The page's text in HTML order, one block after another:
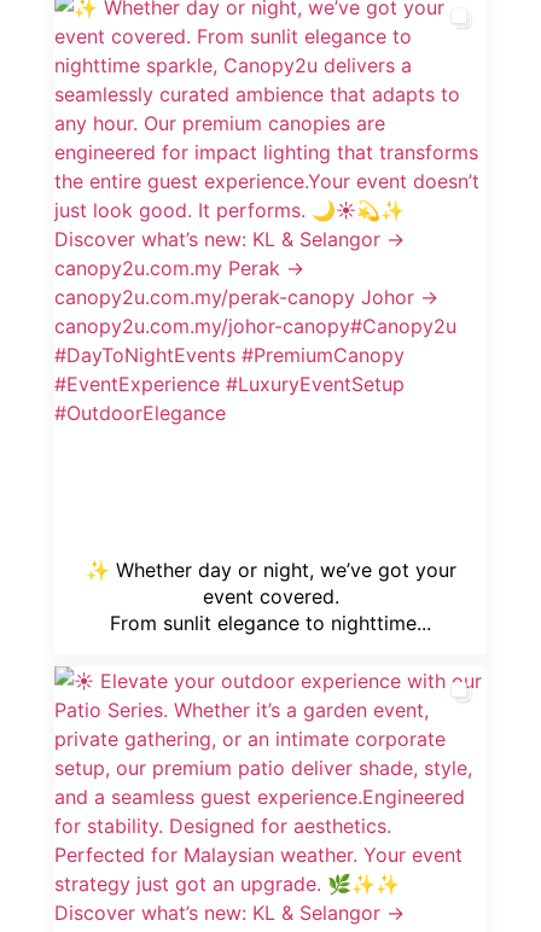
✨ Whether day or night, we’ve got your
event covered.
From sunlit elegance to nighttime...